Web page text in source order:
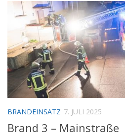
BRANDEINSATZ 7. JULI 2025
Brand 3 – Mainstraße